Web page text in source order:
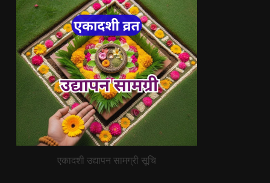
एकादशी उद्यापन सामग्री सूचि